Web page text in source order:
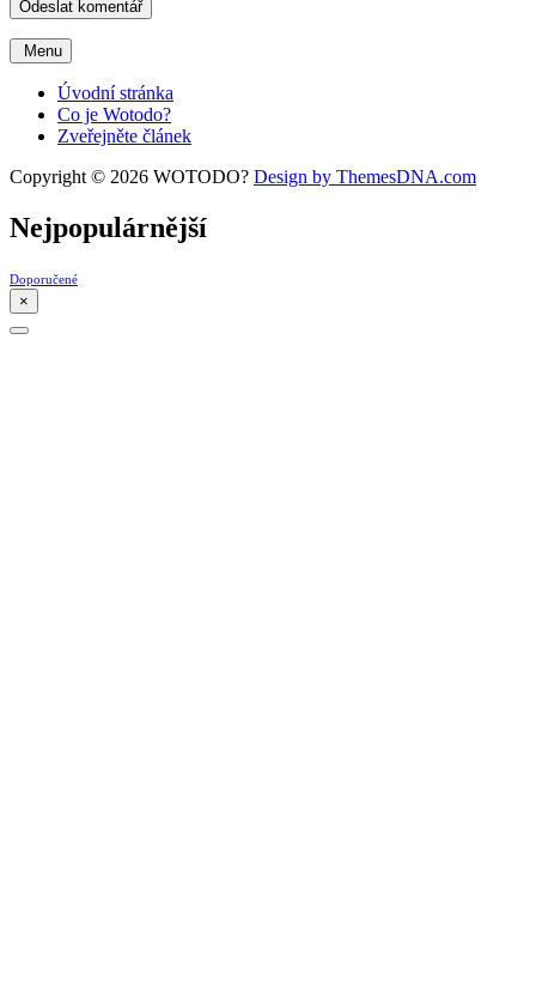
Menu
Úvodní stránka
Co je Wotodo?
Zveřejněte článek
Copyright © 2026 WOTODO? Design by ThemesDNA.com
Nejpopulárnější
Doporučené
×
Scroll